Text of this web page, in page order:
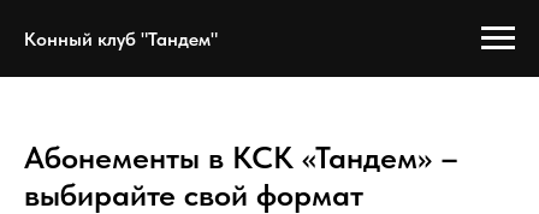
Конный клуб "Тандем"
Абонементы в КСК «Тандем» –
выбирайте свой формат